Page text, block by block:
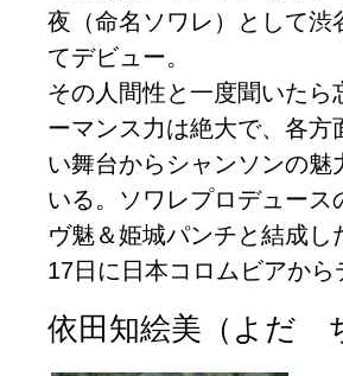
夜（命名ソワレ）として
てデビュー。
その人間性と一度聞いた
ーマンス力は絶大で、各
い舞台からシャンソンの
いる。ソワレプロデュー
ヴ魅＆姫城パンチと結成
17日に日本コロムビアか
依田知絵美（よだ